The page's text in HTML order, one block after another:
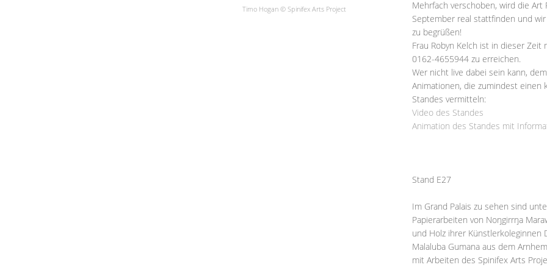
Timo Hogan © Spinifex Arts Project
Mehrfach verschoben, wird die Art
September real stattfinden und
zu begrüßen!
Frau Robyn Kelch ist in dieser
0162-4655944 zu erreichen.
Wer nicht live dabei sein kann,
Animationen, die zumindest einen
Standes vermitteln:
Video des Standes
Animation des Standes mit
Stand E27
Im Grand Palais zu sehen sind
Papierarbeiten von Noŋgirrŋa
und Holz ihrer Künstlerkoleginnen
Malaluba Gumana aus dem
mit Arbeiten des Spinifex Arts